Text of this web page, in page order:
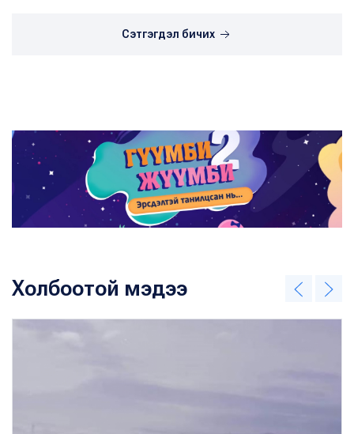
Сэтгэгдэл бичих
Холбоотой мэдээ